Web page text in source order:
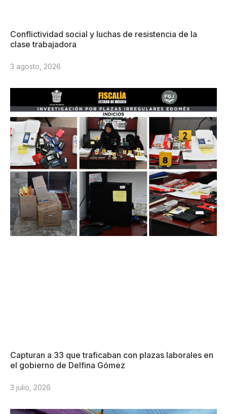
Conflictividad social y luchas de resistencia de la
clase trabajadora
3 agosto, 2026
Capturan a 33 que traficaban con plazas laborales en
el gobierno de Delfina Gómez
3 julio, 2026